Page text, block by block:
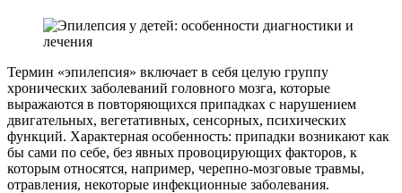
Термин «эпилепсия» включает в себя целую группу
хронических заболеваний головного мозга, которые
выражаются в повторяющихся припадках с нарушением
двигательных, вегетативных, сенсорных, психических
функций. Характерная особенность: припадки возникают как
бы сами по себе, без явных провоцирующих факторов, к
которым относятся, например, черепно-мозговые травмы,
отравления, некоторые инфекционные заболевания.